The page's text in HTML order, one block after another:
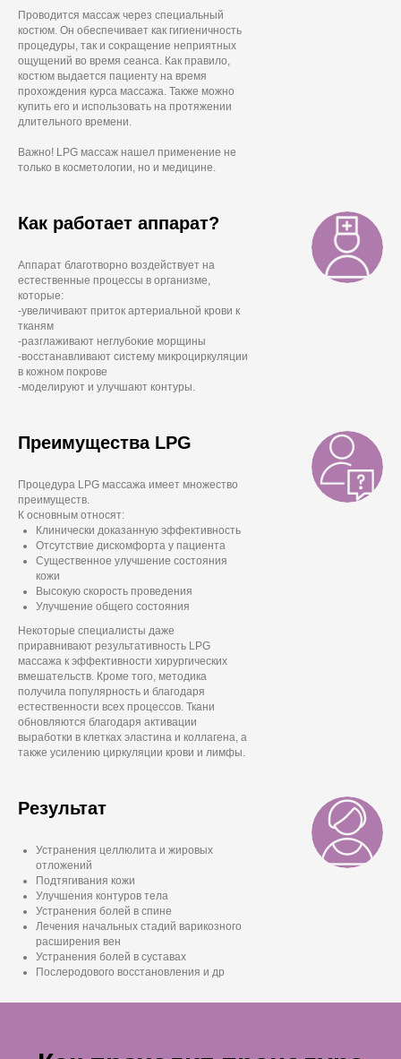
Проводится массаж через специальный
костюм. Он обеспечивает как гигиеничность
процедуры, так и сокращение неприятных
ощущений во время сеанса. Как правило,
костюм выдается пациенту на время
прохождения курса массажа. Также можно
купить его и использовать на протяжении
длительного времени.
Важно! LPG массаж нашел применение не
только в косметологии, но и медицине.
Как работает аппарат?
Аппарат благотворно воздействует на
естественные процессы в организме,
которые:
-увеличивают приток артериальной крови к
тканям
-разглаживают неглубокие морщины
-восстанавливают систему микроциркуляции
в кожном покрове
-моделируют и улучшают контуры.
Преимущества LPG
Процедура LPG массажа имеет множество
преимуществ.
К основным относят:
Клинически доказанную эффективность
Отсутствие дискомфорта у пациента
Существенное улучшение состояния
кожи
Высокую скорость проведения
Улучшение общего состояния
Некоторые специалисты даже
приравнивают результативность LPG
массажа к эффективности хирургических
вмешательств. Кроме того, методика
получила популярность и благодаря
естественности всех процессов. Ткани
обновляются благодаря активации
выработки в клетках эластина и коллагена, а
также усилению циркуляции крови и лимфы.
Результат
Устранения целлюлита и жировых
отложений
Подтягивания кожи
Улучшения контуров тела
Устранения болей в спине
Лечения начальных стадий варикозного
расширения вен
Устранения болей в суставах
Послеродового восстановления и др